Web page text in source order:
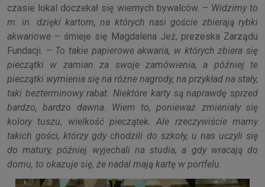
czasie lokal doczekał się wiernych bywalców. – Widzimy to
m. in. dzięki kartom, na których nasi goście zbierają rybki
akwariowe – śmieje się Magdalena Jeż, prezeska Zarządu
Fundacji. – To takie papierowe akwaria, w których zbiera się
pieczątki w zamian za swoje zamówienia, a później te
pieczątki wymienia się na różne nagrody, na przykład na stały,
taki bezterminowy rabat. Niektóre karty są naprawdę sprzed
bardzo, bardzo dawna. Wiem to, ponieważ zmieniały się
kolory tuszu, wielkość pieczątek. Ale rzeczywiście mamy
takich gości, którzy gdy chodzili do szkoły, u nas uczyli się
do matury, później wyjechali na studia, a gdy wracają do
domu, to okazuje się, że nadal mają kartę w portfelu.